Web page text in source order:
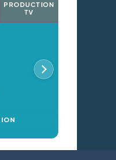
PRODUCTION
TV